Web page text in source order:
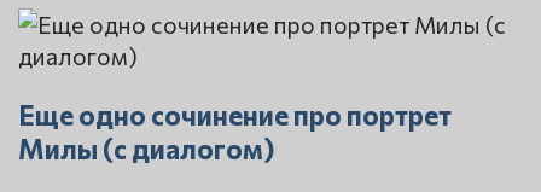
Еще одно сочинение про портрет
Милы (с диалогом)